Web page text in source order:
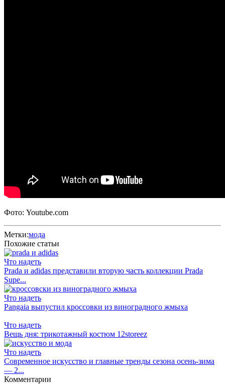
Фото: Youtube.com
Метки:мода
Похожие статьи
Что надеть
Prada и adidas представили вторую часть коллекции Prada
Supe...
Что надеть
Pangaia выпустил кроссовки из виноградного жмыха
Что надеть
Вещь дня: трикотажный костюм 12storeez
Что надеть
Современное искусство и главные тренды сезона осень-зима
— 2...
Комментарии